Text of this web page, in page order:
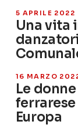
5 APRILE 2022
Una vita
16 MARZO
Le
ferrarese
Europa